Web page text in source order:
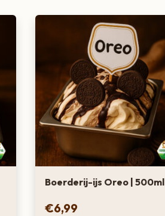
Boerderij-ijs Oreo | 500ml
€6,99